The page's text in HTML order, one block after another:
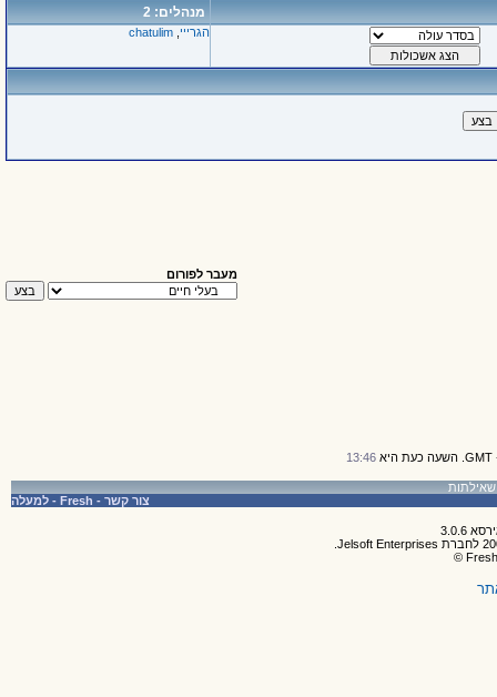
מנהלים: 2
הגרייי chatulim
מעבר לפורום
13:46
צור קשר -
Fresh
- למעלה